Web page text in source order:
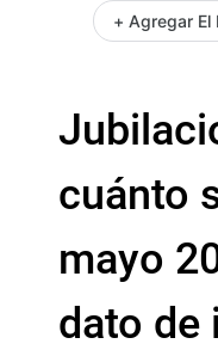
+ Agregar El
cuánto
mayo
dato de